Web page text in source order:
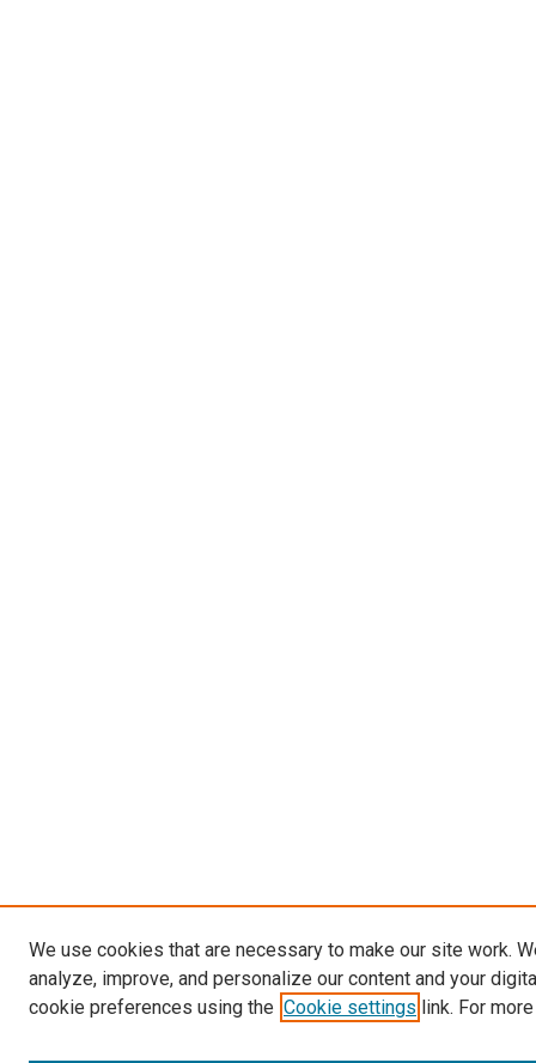
We use cookies that are necessary to make our site work.
analyze, improve, and personalize our content and your
cookie preferences using the Cookie settings link. For